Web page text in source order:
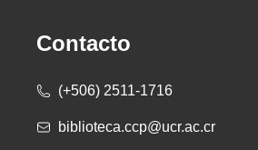
Contacto
(+506) 2511-1716
biblioteca.ccp@ucr.ac.cr